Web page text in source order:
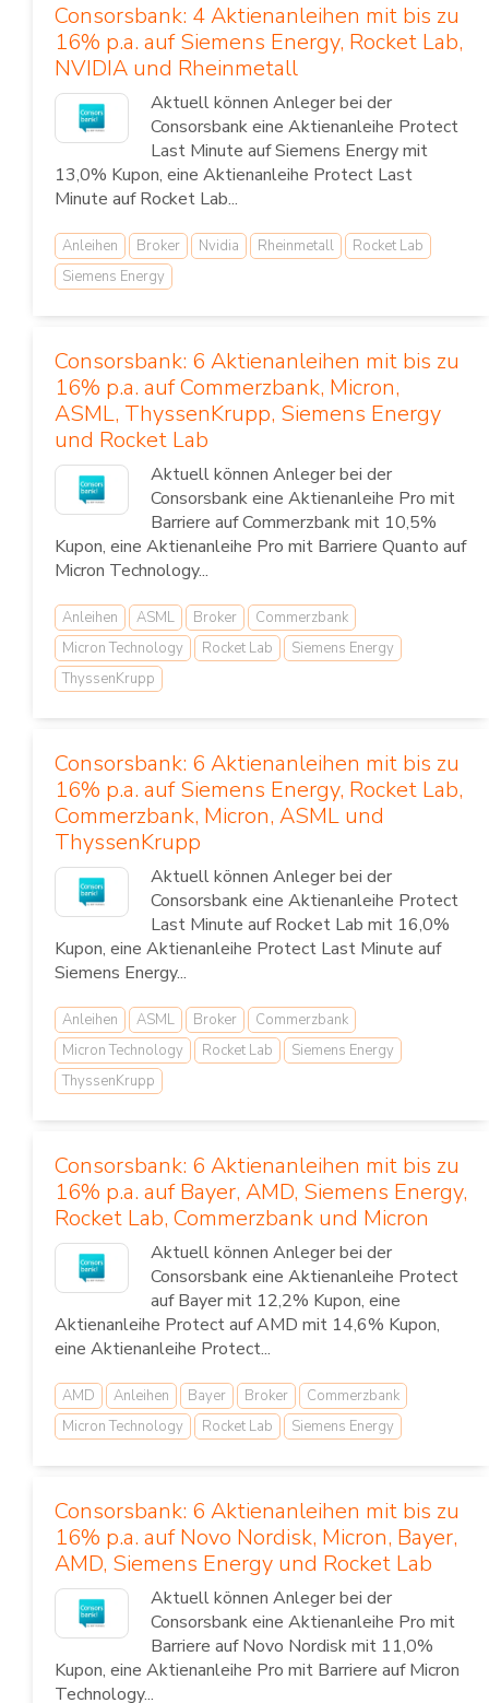
Consorsbank: 4 Aktienanleihen mit bis zu
16% p.a. auf Siemens Energy, Rocket Lab,
NVIDIA und Rheinmetall
Aktuell können Anleger bei der
Consorsbank eine Aktienanleihe Protect
Last Minute auf Siemens Energy mit
13,0% Kupon, eine Aktienanleihe Protect Last
Minute auf Rocket Lab...
Anleihen Broker Nvidia Rheinmetall
Rocket Lab
Siemens Energy
Consorsbank: 6 Aktienanleihen mit bis zu
16% p.a. auf Commerzbank, Micron,
ASML, ThyssenKrupp, Siemens Energy
und Rocket Lab
Aktuell können Anleger bei der
Consorsbank eine Aktienanleihe Pro mit
Barriere auf Commerzbank mit 10,5%
Kupon, eine Aktienanleihe Pro mit Barriere Quanto auf
Micron Technology...
Anleihen ASML Broker
Commerzbank
Micron Technology
Rocket Lab
Siemens Energy
ThyssenKrupp
Consorsbank: 6 Aktienanleihen mit bis zu
16% p.a. auf Siemens Energy, Rocket Lab,
Commerzbank, Micron, ASML und
ThyssenKrupp
Aktuell können Anleger bei der
Consorsbank eine Aktienanleihe Protect
Last Minute auf Rocket Lab mit 16,0%
Kupon, eine Aktienanleihe Protect Last Minute auf
Siemens Energy...
Anleihen ASML Broker
Commerzbank
Micron Technology
Rocket Lab
Siemens Energy
ThyssenKrupp
Consorsbank: 6 Aktienanleihen mit bis zu
16% p.a. auf Bayer, AMD, Siemens Energy,
Rocket Lab, Commerzbank und Micron
Aktuell können Anleger bei der
Consorsbank eine Aktienanleihe Protect
auf Bayer mit 12,2% Kupon, eine
Aktienanleihe Protect auf AMD mit 14,6% Kupon,
eine Aktienanleihe Protect...
AMD Anleihen Bayer Broker
Commerzbank
Micron Technology
Rocket Lab Siemens Energy
Consorsbank: 6 Aktienanleihen mit bis zu
16% p.a. auf Novo Nordisk, Micron, Bayer,
AMD, Siemens Energy und Rocket Lab
Aktuell können Anleger bei der
Consorsbank eine Aktienanleihe Pro mit
Barriere auf Novo Nordisk mit 11,0%
Kupon, eine Aktienanleihe Pro mit Barriere auf Micron
Technology...